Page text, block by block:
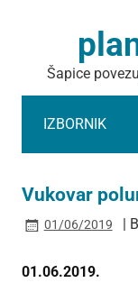
Šapice
IZBORNIK
Vukovar
01/06/2019 |
01.06.2019.